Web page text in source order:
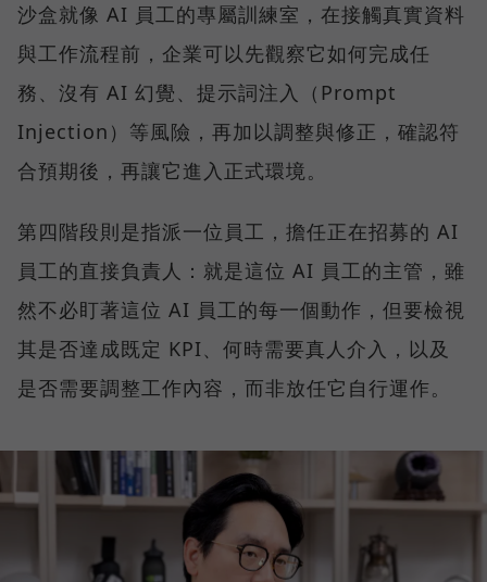
沙盒就像 AI 員工的專屬訓練室，在接觸真實資料
與工作流程前，企業可以先觀察它如何完成任
務、沒有 AI 幻覺、提示詞注入（Prompt
Injection）等風險，再加以調整與修正，確認符
合預期後，再讓它進入正式環境。
第四階段則是指派一位員工，擔任正在招募的 AI
員工的直接負責人：就是這位 AI 員工的主管，雖
然不必盯著這位 AI 員工的每一個動作，但要檢視
其是否達成既定 KPI、何時需要真人介入，以及
是否需要調整工作內容，而非放任它自行運作。